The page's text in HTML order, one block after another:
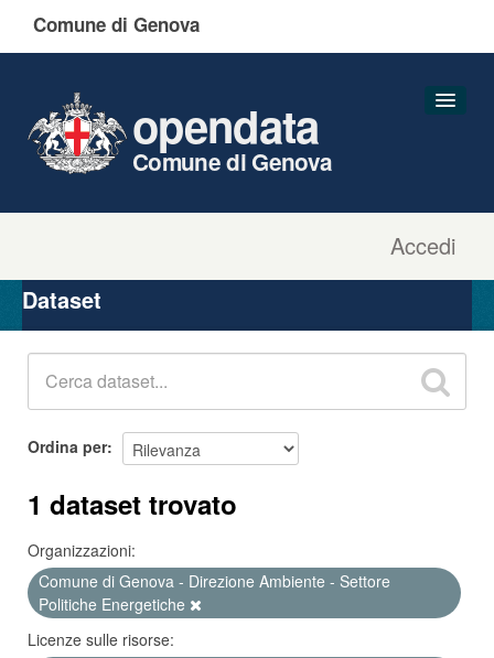
Comune di Genova
Accedi
opendata
Comune di Genova
Organizzazioni
Gruppi
Dataset
Ordina per
1 dataset trovato
Organizzazioni:
Comune di Genova - Direzione Ambiente - Settore
Politiche Energetiche
Licenze sulle risorse: